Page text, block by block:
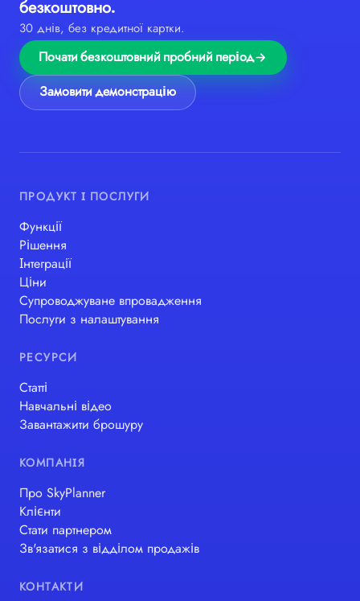
безкоштовно.
30 днів, без кредитної картки.
Почати безкоштовний пробний період
Замовити демонстрацію
ПРОДУКТ І ПОСЛУГИ
Функції
Рішення
Інтеграції
Ціни
Супроводжуване впровадження
Послуги з налаштування
РЕСУРСИ
Статті
Навчальні відео
Завантажити брошуру
КОМПАНІЯ
Про SkyPlanner
Клієнти
Стати партнером
Зв'язатися з відділом продажів
КОНТАКТИ